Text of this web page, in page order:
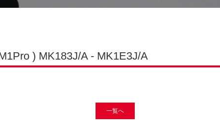
) MK183J/A - MK1E3J/A
一覧へ